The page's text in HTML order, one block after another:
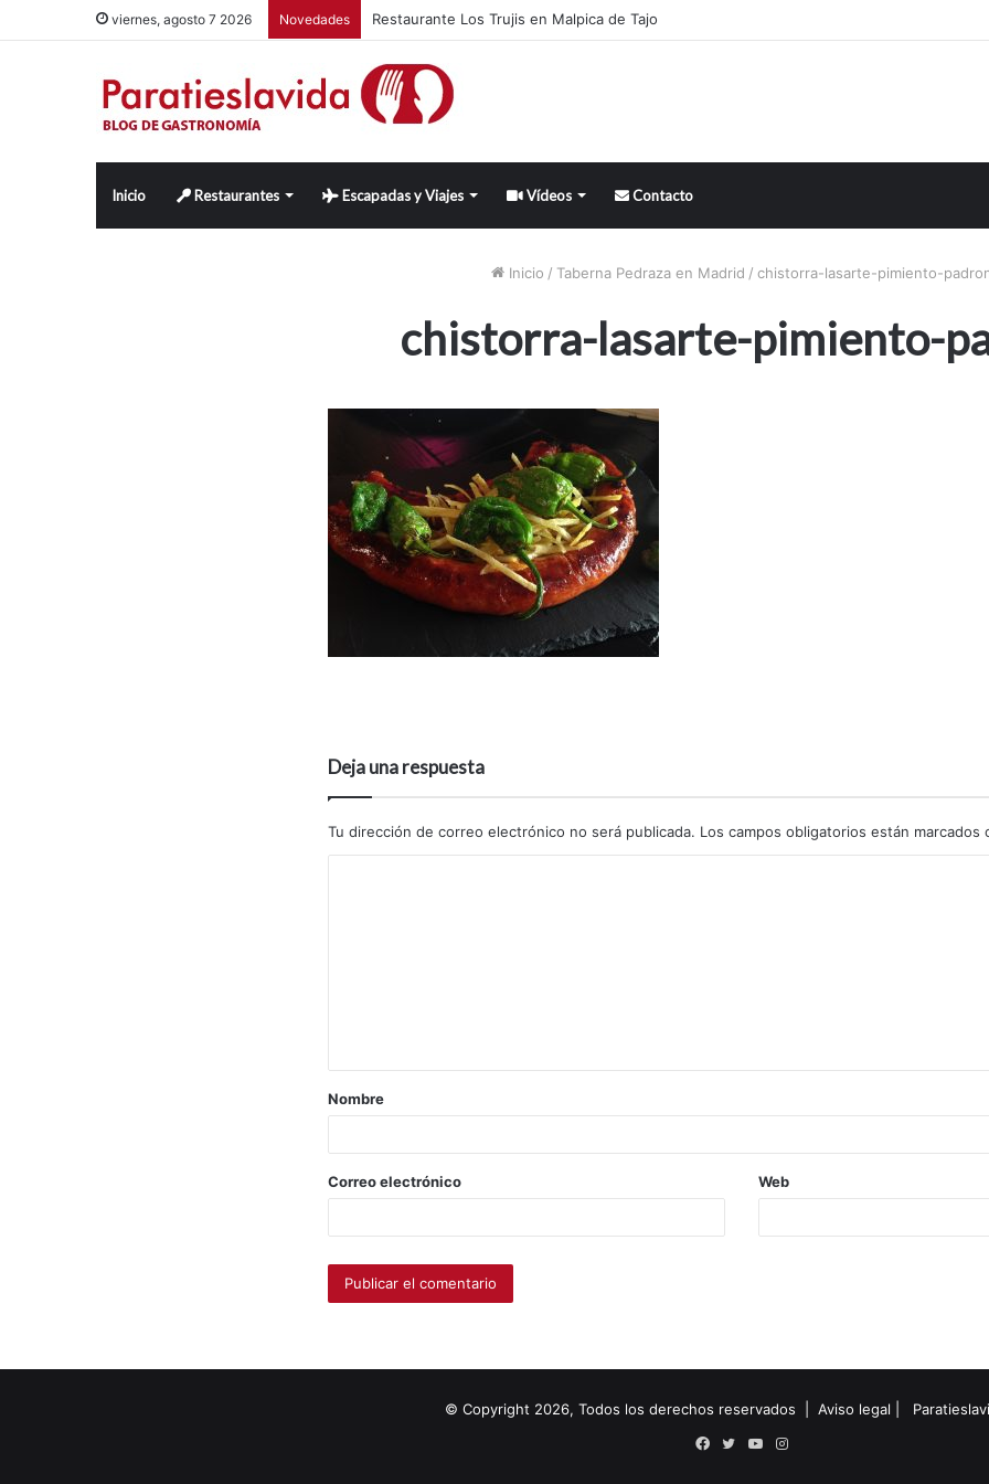
viernes, agosto 7 2026 Novedades Restaurante Los Trujis en Malpica de Tajo
Inicio Restaurantes Escapadas y Viajes Vídeos Contacto
Inicio / Taberna Pedraza en Madrid / chistorra-lasarte-pimiento-
chistorra-lasarte-pimiento-
Deja una respuesta
Tu dirección de correo electrónico no será publicada. Los campos obligatorios están marcados
Nombre
Correo electrónico Web
© Copyright 2026, Todos los derechos reservados | Aviso legal
Facebook
TwitterYouTubeInstagram